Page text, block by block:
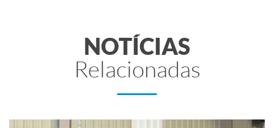
NOTÍCIAS
Relacionadas